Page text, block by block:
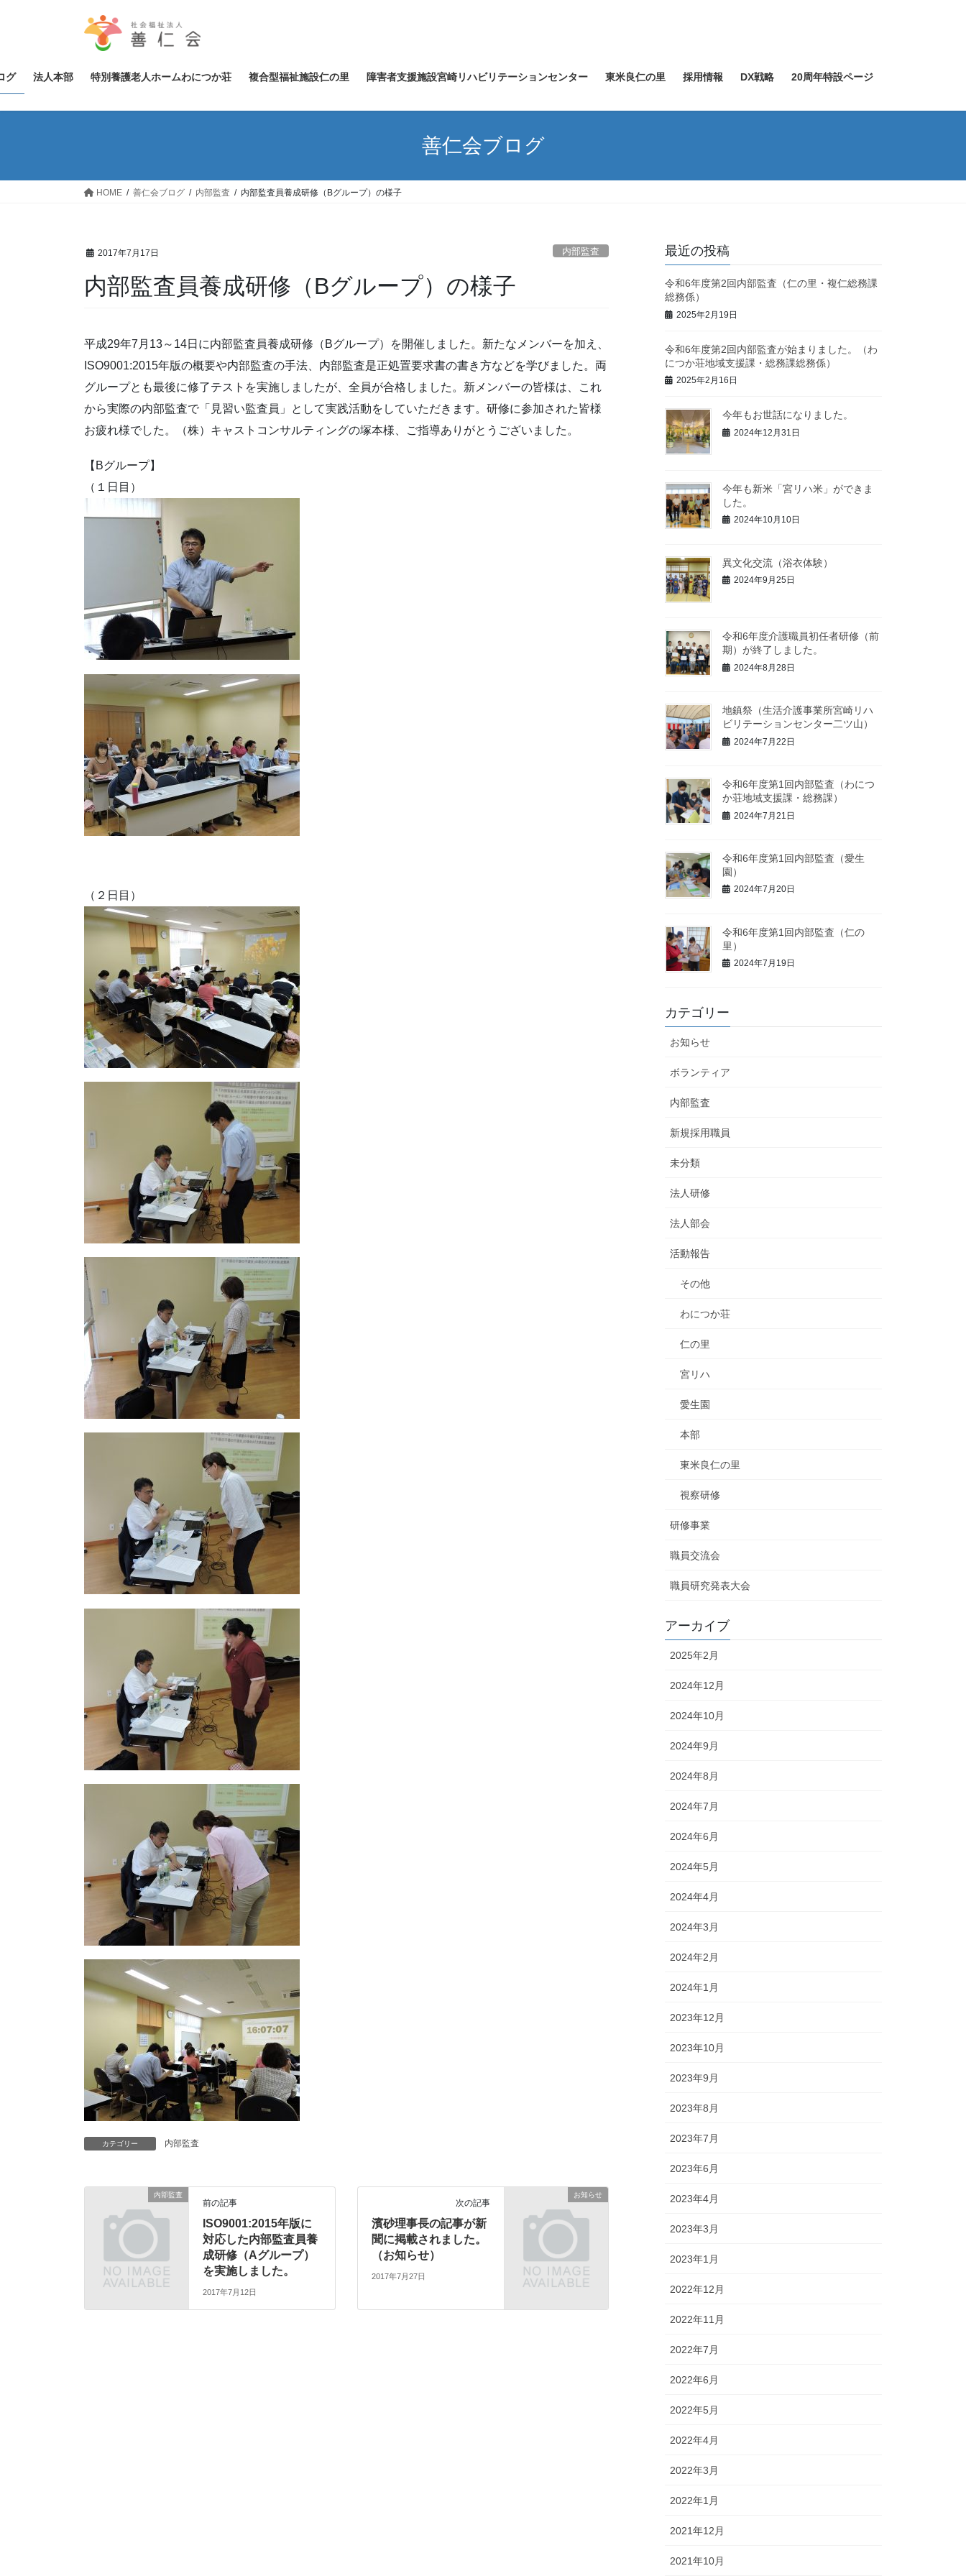
ツ
へ
ス
シ
ョ
ン
グ 法人本部 特別養護老人ホームわにつか荘 複合型福祉施設仁の里 障害者支援施設宮崎リハビリテーションセンター 東米良仁の里 採用情報 DX戦略 20周年特設ページ
善仁会ブログ
HOME 善仁会ブログ 内部監査 内部監査員養成研修（Bグループ）の様子
2017年7月17日 内部監査
内部監査員養成研修（Bグループ）の様子
平成29年7月13～14日に内部監査員養成研修（Bグループ）を開催しました。新たなメンバーを加え、
ISO9001:2015年版の概要や内部監査の手法、内部監査是正処置要求書の書き方などを学びました。両
グループとも最後に修了テストを実施しましたが、全員が合格しました。新メンバーの皆様は、これ
から実際の内部監査で「見習い監査員」として実践活動をしていただきます。研修に参加された皆様
お疲れ様でした。（株）キャストコンサルティングの塚本様、ご指導ありがとうございました。
【Bグループ】
（１日目）
（２日目）
カテゴリー 内部監査
内部監査
前の記事
ISO9001:2015年版に
対応した内部監査員養
成研修（Aグループ）
を実施しました。
2017年7月12日
お知らせ
次の記事
濱砂理事長の記事が新
聞に掲載されました。
（お知らせ）
2017年7月27日
最近の投稿
令和6年度第2回内部監査（仁の里・複仁総務課
総務係）
2025年2月19日
令和6年度第2回内部監査が始まりました。（わ
につか荘地域支援課・総務課総務係）
2025年2月16日
今年もお世話になりました。
2024年12月31日
今年も新米「宮リハ米」ができま
した。
2024年10月10日
異文化交流（浴衣体験）
2024年9月25日
令和6年度介護職員初任者研修（前
期）が終了しました。
2024年8月28日
地鎮祭（生活介護事業所宮崎リハ
ビリテーションセンター二ツ山）
2024年7月22日
令和6年度第1回内部監査（わにつ
か荘地域支援課・総務課）
2024年7月21日
令和6年度第1回内部監査（愛生
園）
2024年7月20日
令和6年度第1回内部監査（仁の
里）
2024年7月19日
カテゴリー
お知らせ
ボランティア
内部監査
新規採用職員
未分類
法人研修
法人部会
活動報告
その他
わにつか荘
仁の里
宮リハ
愛生園
本部
東米良仁の里
視察研修
研修事業
職員交流会
職員研究発表大会
アーカイブ
2025年2月
2024年12月
2024年10月
2024年9月
2024年8月
2024年7月
2024年6月
2024年5月
2024年4月
2024年3月
2024年2月
2024年1月
2023年12月
2023年10月
2023年9月
2023年8月
2023年7月
2023年6月
2023年4月
2023年3月
2023年1月
2022年12月
2022年11月
2022年7月
2022年6月
2022年5月
2022年4月
2022年3月
2022年1月
2021年12月
2021年10月